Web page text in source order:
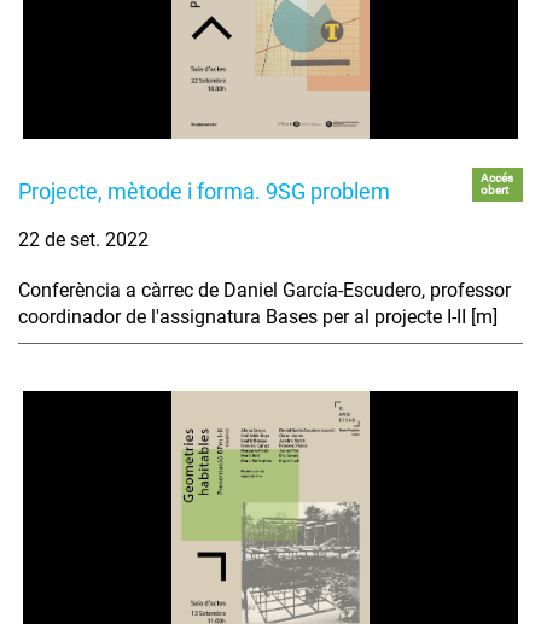
Projecte, mètode i forma. 9SG problem
Accés
obert
22 de set. 2022
Conferència a càrrec de Daniel García-Escudero, professor
coordinador de l'assignatura Bases per al projecte I-II [m]